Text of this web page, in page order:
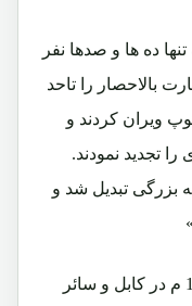
ده ها و صدها نفر
بالاحصار را تاحد
ویران کردند و
تجدید نمودند.
بزرگی تبدیل شد و
«انگلیس ها مانند سالهای 1838 ـ 1842 م در کابل و سائر